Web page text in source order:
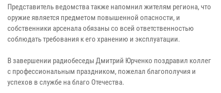
Представитель ведомства также напомнил жителям региона, что
оружие является предметом повышенной опасности, и
собственники арсенала обязаны со всей ответственностью
соблюдать требования к его хранению и эксплуатации.
В завершении радиобеседы Дмитрий Юрченко поздравил коллег
с профессиональным праздником, пожелал благополучия и
успехов в службе на благо Отечества.